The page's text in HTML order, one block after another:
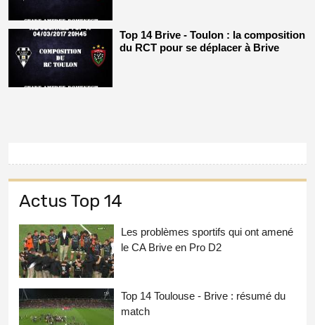
Top 14 Brive - Toulon : la composition
du RCT pour se déplacer à Brive
Actus Top 14
Les problèmes sportifs qui ont amené
le CA Brive en Pro D2
Top 14 Toulouse - Brive : résumé du
match